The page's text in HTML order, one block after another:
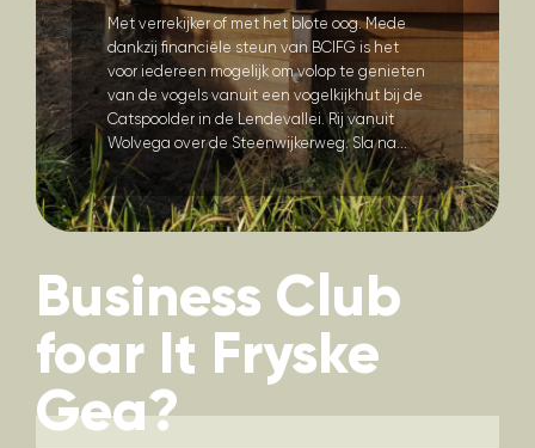
Met verrekijker of met het blote oog. Mede
dankzij financiële steun van BCIFG is het
voor iedereen mogelijk om volop te genieten
van de vogels vanuit een vogelkijkhut bij de
Catspoolder in de Lendevallei. Rij vanuit
Wolvega over de Steenwijkerweg. Sla na...
Business Club
foar It Fryske
Gea?